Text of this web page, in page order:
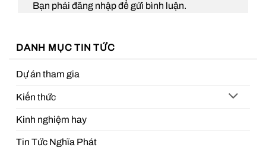
Bạn phải đăng nhậpđể gửi bình luận.
DANH MỤC TIN TỨC
Dự án tham gia
Kiến thức
Kinh nghiệm hay
Tin Tức Nghĩa Phát